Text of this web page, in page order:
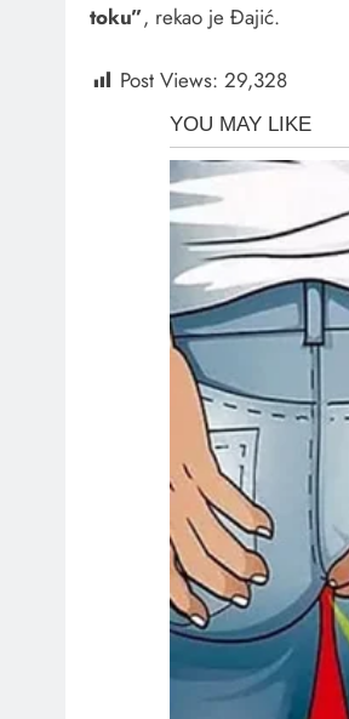
toku”, rekao je Đajić.
Post Views: 29,328